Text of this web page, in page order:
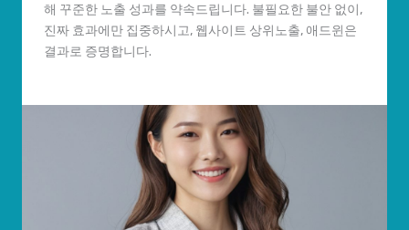
해 꾸준한 노출 성과를 약속드립니다. 불필요한 불안 없이,
진짜 효과에만 집중하시고, 웹사이트 상위노출, 애드윈은
결과로 증명합니다.